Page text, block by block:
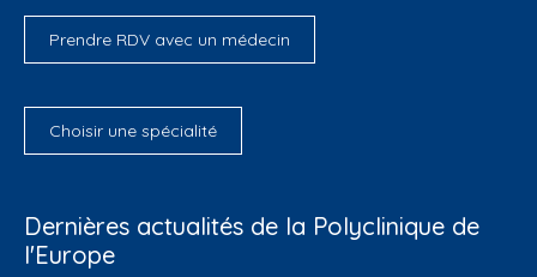
Prendre RDV avec un médecin
Choisir une spécialité
Dernières actualités de la Polyclinique de
l'Europe